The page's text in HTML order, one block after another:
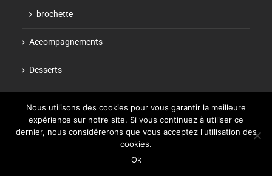
brochette
Accompagnements
Desserts
Nous utilisons des cookies pour vous garantir la meilleure
expérience sur notre site. Si vous continuez à utiliser ce
dernier, nous considérerons que vous acceptez l'utilisation des
cookies.
Ok